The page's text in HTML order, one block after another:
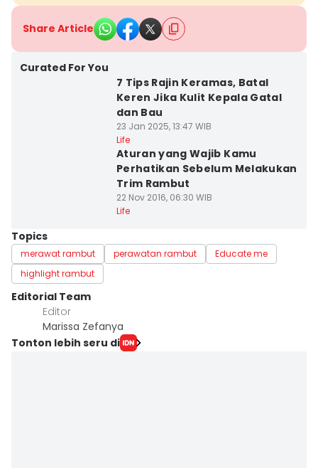
Share Article
Curated For You
7 Tips Rajin Keramas, Batal
Keren Jika Kulit Kepala Gatal
dan Bau
23 Jan 2025, 13:47 WIB
Life
Aturan yang Wajib Kamu
Perhatikan Sebelum Melakukan
Trim Rambut
22 Nov 2016, 06:30 WIB
Life
Topics
merawat rambut perawatan rambut
Educate me
highlight rambut
Editorial Team
Editor
Marissa Zefanya
Tonton lebih seru di